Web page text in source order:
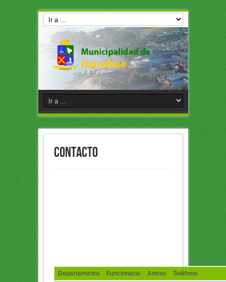
Contacto
Departamento Funcionario Anexo
Teléfono